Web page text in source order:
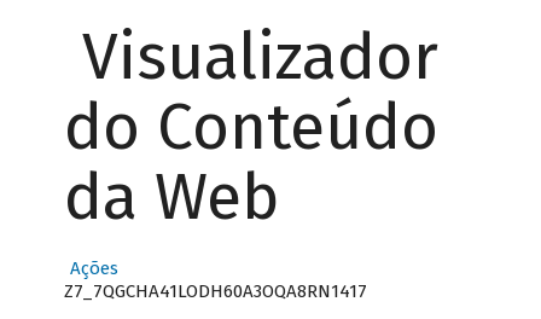
Visualizador
do Conteúdo
da Web
Ações
Z7_7QGCHA41LODH60A3OQA8RN1417